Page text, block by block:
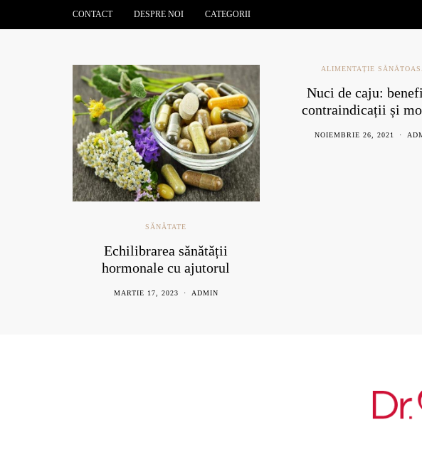
CONTACT DESPRE NOI CATEGORII
SĂNĂTATE
Echilibrarea sănătății
hormonale cu ajutorul
naturale
MARTIE 17, 2023 ADMIN
ALIMENTAȚIE SĂNĂTOASĂ
Nuci de caju:
contraindicații și mod
NOIEMBRIE 26, 2021